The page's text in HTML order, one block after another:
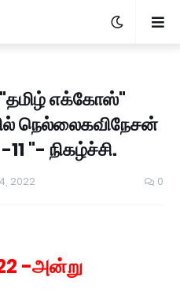
எக்கோஸ்"
நெல்லைகவிநேசன்
"- நிகழ்ச்சி.
2022 0
-அன்று